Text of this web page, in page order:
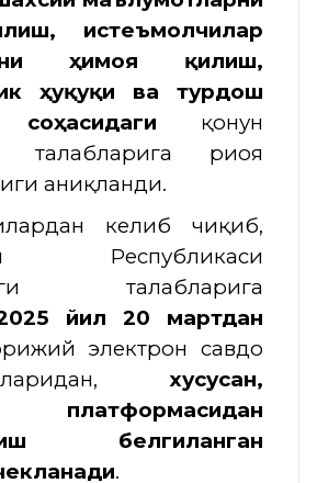
истеъмолчилар
ҳимоя қилиш,
ҳуқуқи ва турдош
қонун
талабларига риоя
аниқланди.
келиб чиқиб,
Республикаси
талабларига
йил 20 мартдан
электрон савдо
хусусан,
платформасидан
белгиланган
.